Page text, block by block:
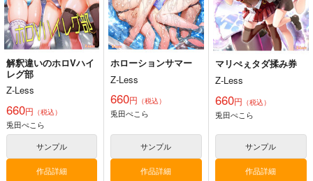
Pekorism TB
WIREFRAME
1,000円（税込）
バーチャルYoutuber
HOLO A LIVE
tex-mex
1,100円（税込）
ホロライブ
Holoらくがき集
tex-mex
専売 917円（税込）
ホロライブ
サンプル
カート
解釈違いのホロVハイ
レグ部
Z-Less
660円 （税込）
兎田ぺこら
サンプル
作品詳細
ホローションサマー
Z-Less
660円 （税込）
兎田ぺこら
サンプル
作品詳細
マリぺぇタダ揉み券
Z-Less
660円 （税込）
兎田ぺこら
サンプル
作品詳細